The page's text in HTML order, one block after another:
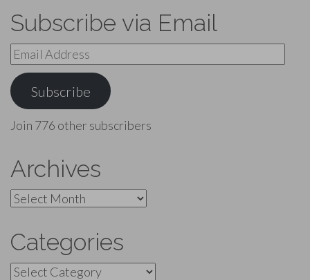
Subscribe via Email
Email
Address
Subscribe
Join 776 other subscribers
Archives
Archives
Categories
Categories